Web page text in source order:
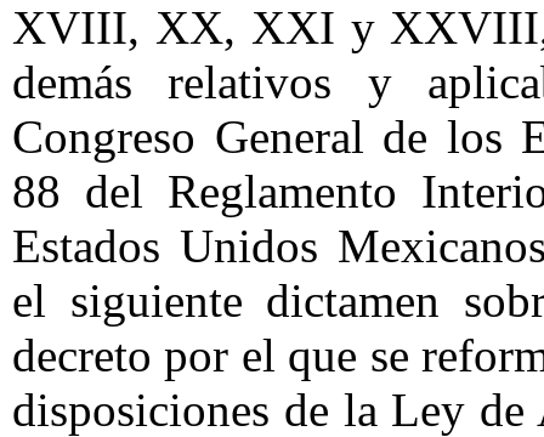
XVIII, XX, XXI y XXVIII,
demás relativos y
Congreso General de los
88 del Reglamento
Estados Unidos
el siguiente dictamen
decreto por el que se
disposiciones de la Ley